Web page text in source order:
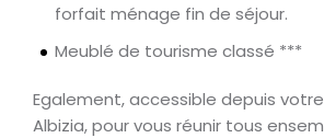
forfait ménage fin de séjour.
Meublé de tourisme classé ***
Egalement, accessible depuis
Albizia, pour vous réunir tous